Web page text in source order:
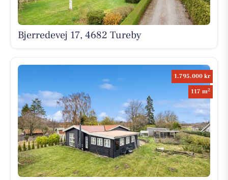
Bjerredevej 17, 4682 Tureby
1.795.000 kr
117 m2